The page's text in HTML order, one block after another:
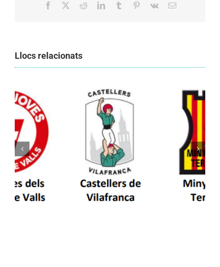
Facebook RedditLinkedInTumblr Pinterest
Vk Email:
Llocs relacionats
Els Castellers de Vilafranca unieixen tradició i
patrimoni en un viatge de colla a la Vall
d’Aran i a la Vall de Boí